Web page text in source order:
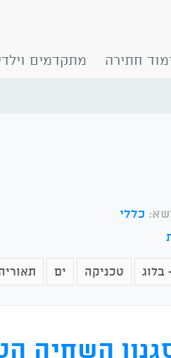
חתירה מתקדמיםהכל
כללי
בלוג טכניקה ים
השחיה